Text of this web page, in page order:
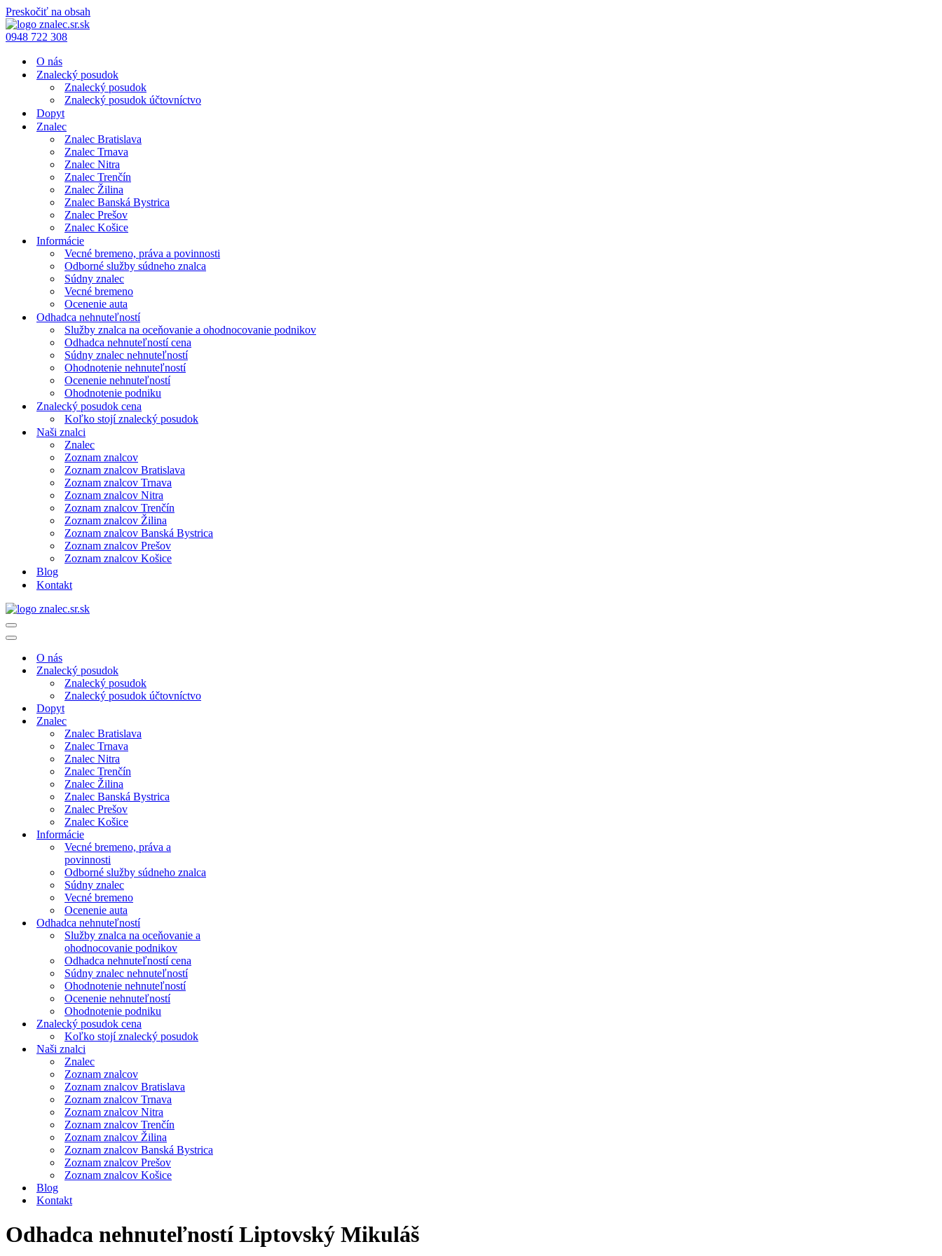
Preskočiť na obsah
0948 722 308
O nás
Znalecký posudok
Znalecký posudok
Znalecký posudok účtovníctvo
Dopyt
Znalec
Znalec Bratislava
Znalec Trnava
Znalec Nitra
Znalec Trenčín
Znalec Žilina
Znalec Banská Bystrica
Znalec Prešov
Znalec Košice
Informácie
Vecné bremeno, práva a povinnosti
Odborné služby súdneho znalca
Súdny znalec
Vecné bremeno
Ocenenie auta
Odhadca nehnuteľností
Služby znalca na oceňovanie a ohodnocovanie podnikov
Odhadca nehnuteľností cena
Súdny znalec nehnuteľností
Ohodnotenie nehnuteľností
Ocenenie nehnuteľností
Ohodnotenie podniku
Znalecký posudok cena
Koľko stojí znalecký posudok
Naši znalci
Znalec
Zoznam znalcov
Zoznam znalcov Bratislava
Zoznam znalcov Trnava
Zoznam znalcov Nitra
Zoznam znalcov Trenčín
Zoznam znalcov Žilina
Zoznam znalcov Banská Bystrica
Zoznam znalcov Prešov
Zoznam znalcov Košice
Blog
Kontakt
Menu
navigácie
Menu
navigácieO nás
Znalecký posudok
Znalecký posudok
Znalecký posudok účtovníctvo
Dopyt
Znalec
Znalec Bratislava
Znalec Trnava
Znalec Nitra
Znalec Trenčín
Znalec Žilina
Znalec Banská Bystrica
Znalec Prešov
Znalec Košice
Informácie
Vecné bremeno, práva a
povinnosti
Odborné služby súdneho znalca
Súdny znalec
Vecné bremeno
Ocenenie auta
Odhadca nehnuteľností
Služby znalca na oceňovanie a
ohodnocovanie podnikov
Odhadca nehnuteľností cena
Súdny znalec nehnuteľností
Ohodnotenie nehnuteľností
Ocenenie nehnuteľností
Ohodnotenie podniku
Znalecký posudok cena
Koľko stojí znalecký posudok
Naši znalci
Znalec
Zoznam znalcov
Zoznam znalcov Bratislava
Zoznam znalcov Trnava
Zoznam znalcov Nitra
Zoznam znalcov Trenčín
Zoznam znalcov Žilina
Zoznam znalcov Banská Bystrica
Zoznam znalcov Prešov
Zoznam znalcov Košice
Blog
Kontakt
Odhadca nehnuteľností Liptovský Mikuláš